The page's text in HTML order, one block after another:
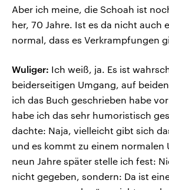
Aber ich meine, die Schoah ist
her, 70 Jahre. Ist es da nicht auch
normal, dass es Verkrampfungen
Wuliger: Ich weiß, ja. Es ist
beiderseitigen Umgang, auf
ich das Buch geschrieben habe
habe ich das sehr humoristisch
dachte: Naja, vielleicht gibt sich
und es kommt zu einem normalen
neun Jahre später stelle ich fest:
nicht gegeben, sondern: Da ist